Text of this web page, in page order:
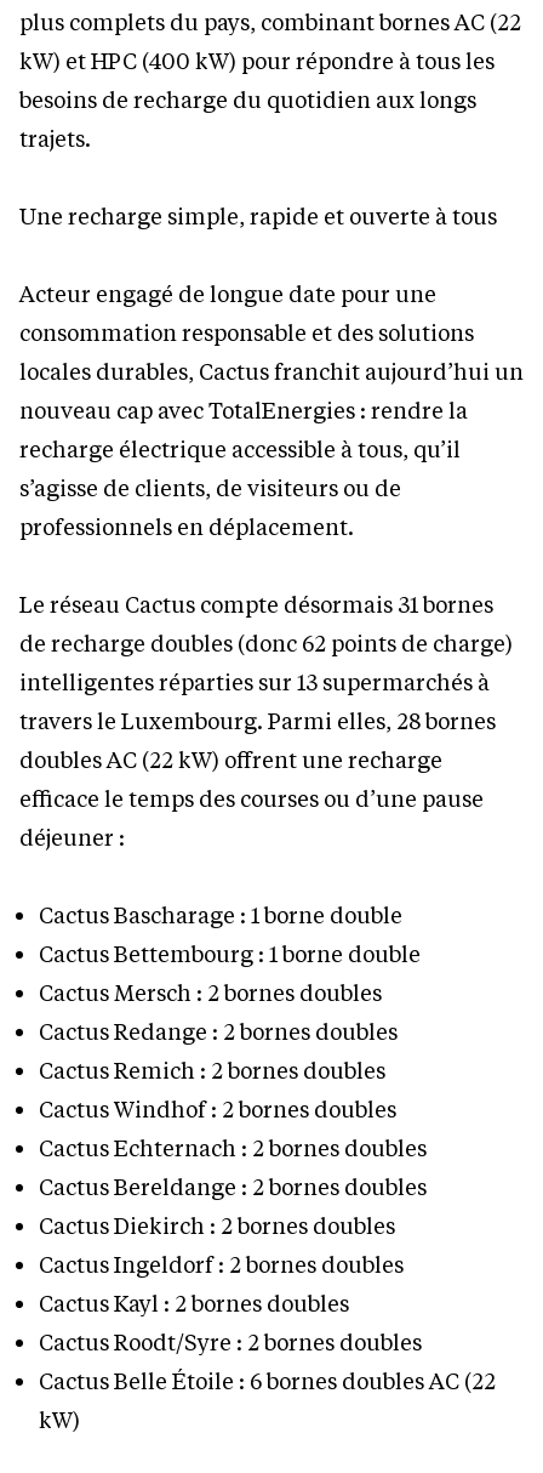
plus complets du pays, combinant bornes AC (22
kW) et HPC (400 kW) pour répondre à tous les
besoins de recharge du quotidien aux longs
trajets.
Une recharge simple, rapide et ouverte à tous
Acteur engagé de longue date pour une
consommation responsable et des solutions
locales durables, Cactus franchit aujourd’hui un
nouveau cap avec TotalEnergies : rendre la
recharge électrique accessible à tous, qu’il
s’agisse de clients, de visiteurs ou de
professionnels en déplacement.
Le réseau Cactus compte désormais 31 bornes
de recharge doubles (donc 62 points de charge)
intelligentes réparties sur 13 supermarchés à
travers le Luxembourg. Parmi elles, 28 bornes
doubles AC (22 kW) offrent une recharge
efficace le temps des courses ou d’une pause
déjeuner :
Cactus Bascharage : 1 borne double
Cactus Bettembourg : 1 borne double
Cactus Mersch : 2 bornes doubles
Cactus Redange : 2 bornes doubles
Cactus Remich : 2 bornes doubles
Cactus Windhof : 2 bornes doubles
Cactus Echternach : 2 bornes doubles
Cactus Bereldange : 2 bornes doubles
Cactus Diekirch : 2 bornes doubles
Cactus Ingeldorf : 2 bornes doubles
Cactus Kayl : 2 bornes doubles
Cactus Roodt/Syre : 2 bornes doubles
Cactus Belle Étoile : 6 bornes doubles AC (22
kW)